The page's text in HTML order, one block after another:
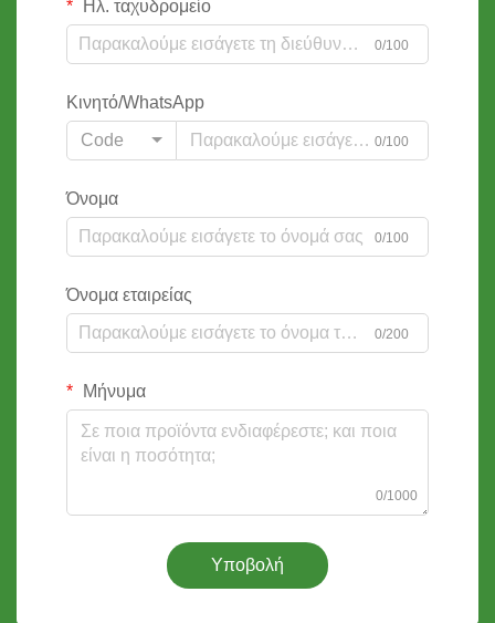
Ηλ. ταχυδρομείο
0/100
Κινητό/WhatsApp
Code
0/100
Όνομα
0/100
Όνομα εταιρείας
0/200
Μήνυμα
0/1000
Υποβολή